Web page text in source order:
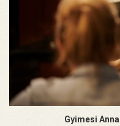
Gyimesi Anna